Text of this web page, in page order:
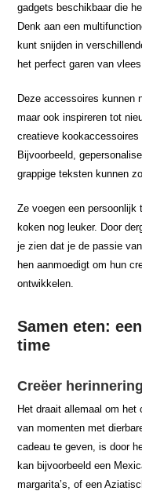
gadgets beschikbaar die
Denk aan een
kunt snijden in
het perfect garen van vlees
Deze accessoires kunnen
maar ook inspireren tot
creatieve
Bijvoorbeeld,
grappige teksten kunnen
Ze voegen een
koken nog leuker. Door
je zien dat je de passie
hen aanmoedigt om hun
ontwikkelen.
Samen eten:
time
Creëer
Het draait allemaal om het
van momenten met
cadeau te geven, is door
kan bijvoorbeeld een
margarita’s, of een